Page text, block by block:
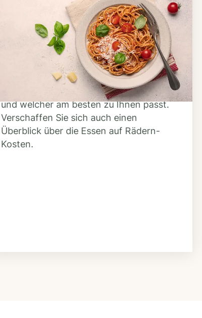
Schritt 2
Anbieter finden
Nutzen Sie unsere große Mahlzeiten-
Dienst-Suche, um herauszufinden,
welche Anbieter es in Ihrer Region gibt
und welcher am besten zu Ihnen passt.
Verschaffen Sie sich auch einen
Überblick über die Essen auf Rädern-
Kosten.